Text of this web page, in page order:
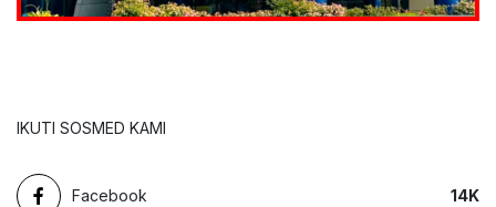
IKUTI SOSMED KAMI
Facebook 14K